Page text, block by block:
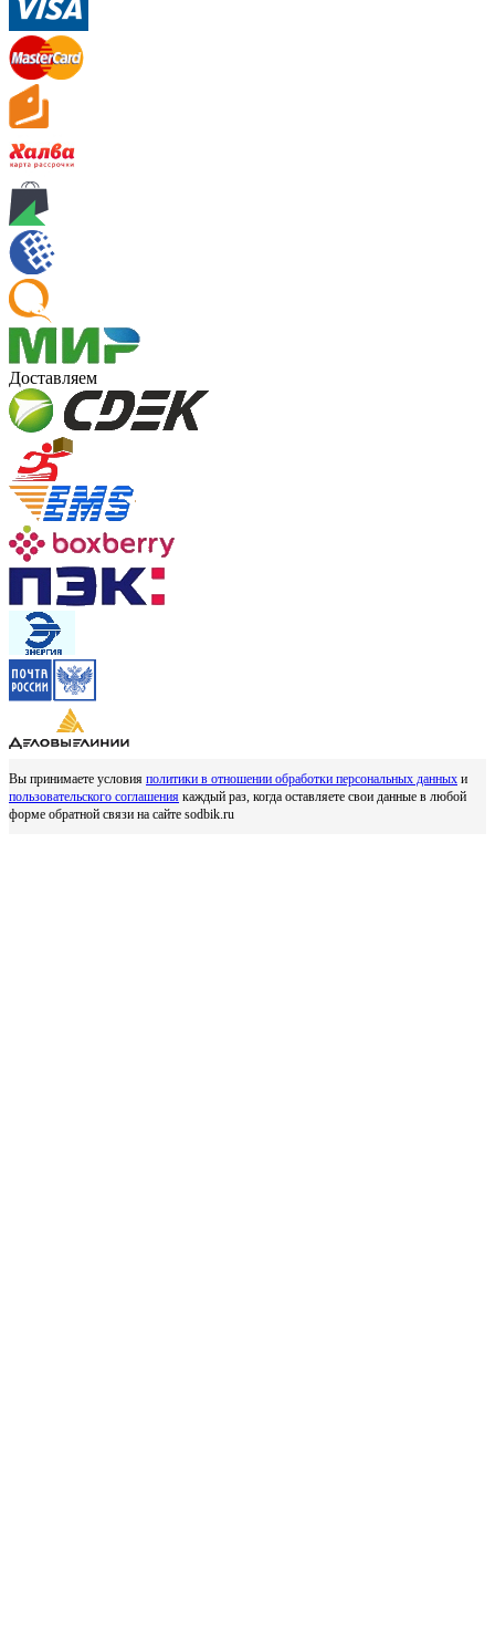
Доставляем
Вы принимаете условия политики в отношении обработки персональных данных и
пользовательского соглашения каждый раз, когда оставляете свои данные в любой
форме обратной связи на сайте sodbik.ru